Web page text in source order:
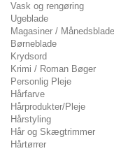
Vask og rengøring
Ugeblade
Magasiner / Månedsblade
Børneblade
Krydsord
Krimi / Roman Bøger
Personlig Pleje
Hårfarve
Hårprodukter/Pleje
Hårstyling
Hår og Skægtrimmer
Hårtørrer